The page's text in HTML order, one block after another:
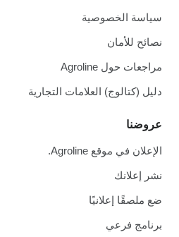
سياسة الخصوصية
نصائح للأمان
مراجعات حول Agroline
دليل (كتالوج) العلامات التجارية
عروضنا
الإعلان في موقع Agroline.
نشر إعلانك
ضع ملصقًا إعلانيًا
برنامج فرعي